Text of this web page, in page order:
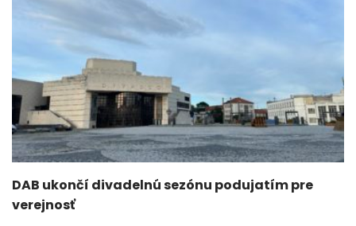
DAB ukončí divadelnú sezónu podujatím pre
verejnosť